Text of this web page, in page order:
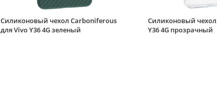
Силиконовый чехол Carboniferous
для Vivo Y36 4G зеленый
Силиконовый чехол
Y36 4G прозрачный